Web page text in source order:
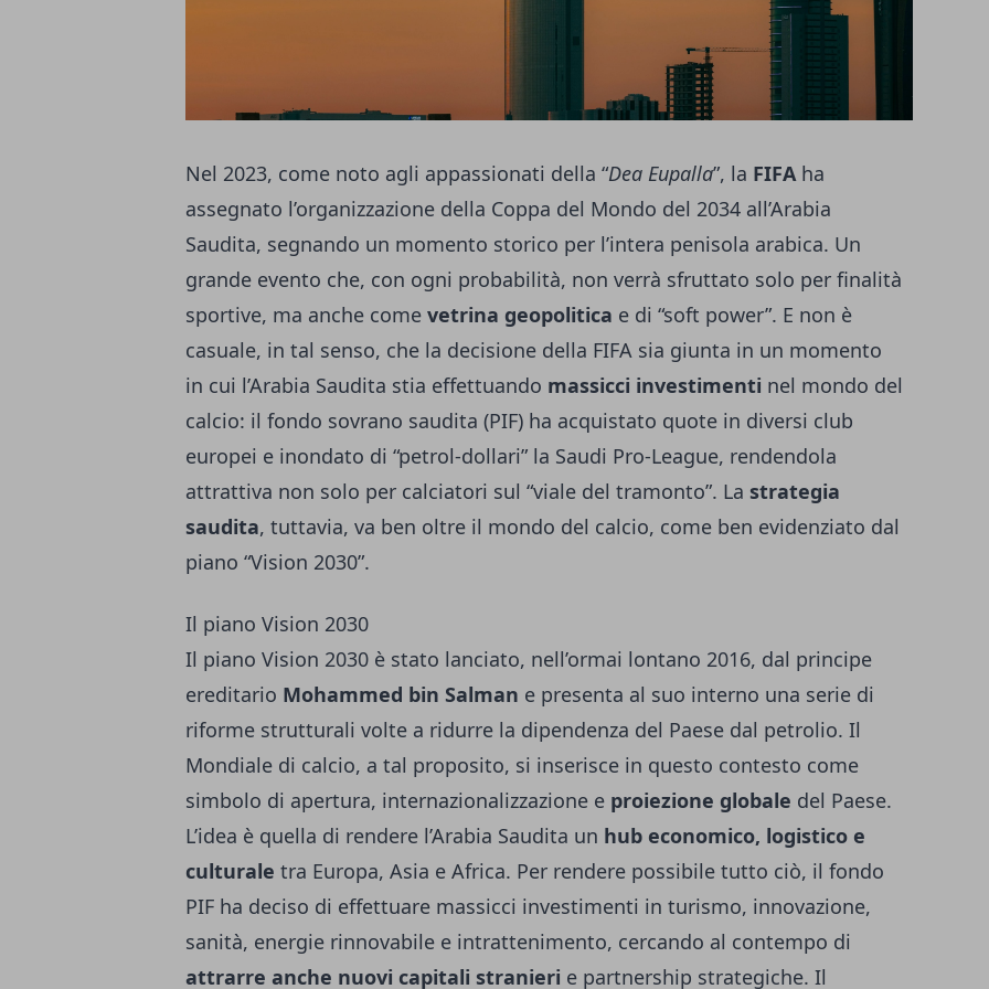
Nel 2023, come noto agli appassionati della “Dea Eupalla”, la FIFAha
assegnato l’organizzazione della Coppa del Mondo del 2034 all’Arabia
Saudita, segnando un momento storico per l’intera penisola arabica. Un
grande evento che, con ogni probabilità, non verrà sfruttato solo per finalità
sportive, ma anche come vetrina geopolitica e di “soft power”. E non è
casuale, in tal senso, che la decisione della FIFA sia giunta in un momento
in cui l’Arabia Saudita stia effettuando massicci investimenti nel mondo del
calcio: il fondo sovrano saudita (PIF) ha acquistato quote in diversi club
europei e inondato di “petrol-dollari” la Saudi Pro-League, rendendola
attrattiva non solo per calciatori sul “viale del tramonto”. La strategia
saudita, tuttavia, va ben oltre il mondo del calcio, come ben evidenziato dal
piano “Vision 2030”.
Il piano Vision 2030
Il piano Vision 2030 è stato lanciato, nell’ormai lontano 2016, dal principe
ereditario Mohammed bin Salman e presenta al suo interno una serie di
riforme strutturali volte a ridurre la dipendenza del Paese dal petrolio. Il
Mondiale di calcio, a tal proposito, si inserisce in questo contesto come
simbolo di apertura, internazionalizzazione e proiezione globale del Paese.
L’idea è quella di rendere l’Arabia Saudita un hub economico, logistico e
culturale tra Europa, Asia e Africa. Per rendere possibile tutto ciò, il fondo
PIF ha deciso di effettuare massicci investimenti in turismo, innovazione,
sanità, energie rinnovabile e intrattenimento, cercando al contempo di
attrarre anche nuovi capitali stranieri e partnership strategiche. Il